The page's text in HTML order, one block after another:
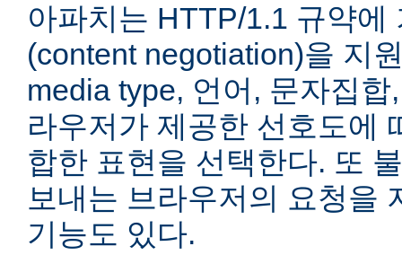
아파치는 HTTP/1.1 규약에
(content negotiation)을 지
media type, 언어, 문자집
라우저가 제공한 선호도에
합한 표현을 선택한다. 또
보내는 브라우저의 요청을
기능도 있다.